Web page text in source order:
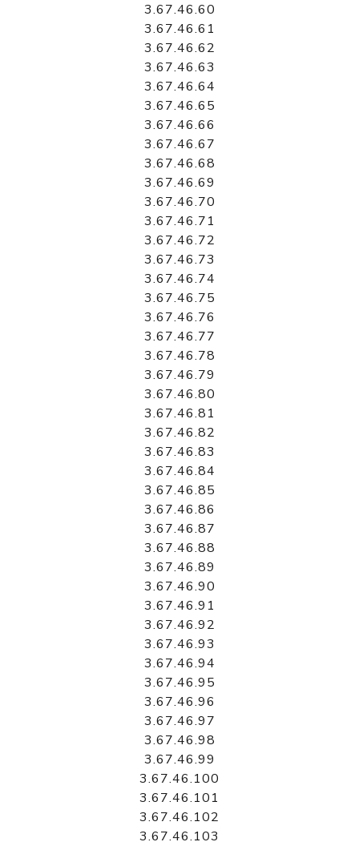
3.67.46.60
3.67.46.61
3.67.46.62
3.67.46.63
3.67.46.64
3.67.46.65
3.67.46.66
3.67.46.67
3.67.46.68
3.67.46.69
3.67.46.70
3.67.46.71
3.67.46.72
3.67.46.73
3.67.46.74
3.67.46.75
3.67.46.76
3.67.46.77
3.67.46.78
3.67.46.79
3.67.46.80
3.67.46.81
3.67.46.82
3.67.46.83
3.67.46.84
3.67.46.85
3.67.46.86
3.67.46.87
3.67.46.88
3.67.46.89
3.67.46.90
3.67.46.91
3.67.46.92
3.67.46.93
3.67.46.94
3.67.46.95
3.67.46.96
3.67.46.97
3.67.46.98
3.67.46.99
3.67.46.100
3.67.46.101
3.67.46.102
3.67.46.103